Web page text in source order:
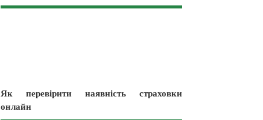
Як перевірити наявність страховки
онлайн